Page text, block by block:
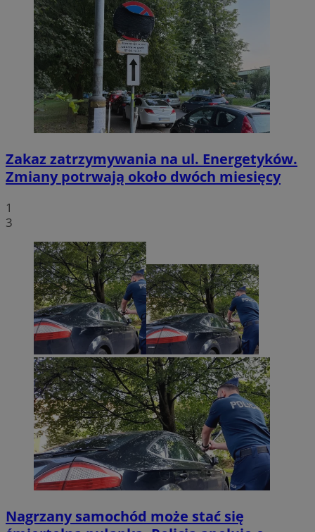
Zakaz zatrzymywania na ul. Energetyków.
Zmiany potrwają około dwóch miesięcy
1
3
Nagrzany samochód może stać się